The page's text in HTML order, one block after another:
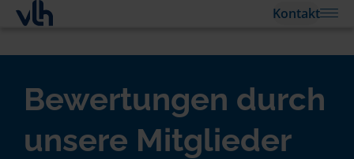
Kontakt
Bewertungen durch
unsere Mitglieder